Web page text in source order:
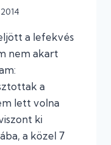
a lefekvés
nem akart
a
lett volna
ki
a közel 7